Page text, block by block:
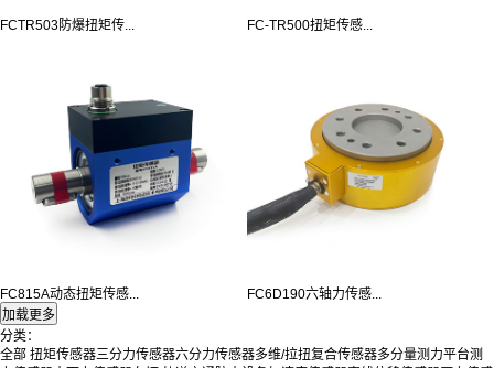
FCTR503防爆扭矩传... FC-TR500扭矩传感...
FC815A动态扭矩传感... FC6D190六轴力传感...
分类：
全部 扭矩传感器三分力传感器六分力传感器多维/拉扭复合传感器多分量测力平台测